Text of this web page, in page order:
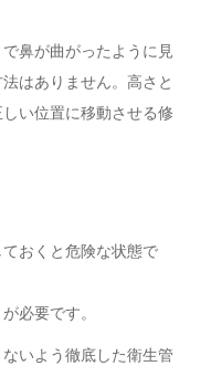
鼻が曲がったように見
はありません。高さと
い位置に移動させる修
おくと危険な状態で
必要です。
いよう徹底した衛生管